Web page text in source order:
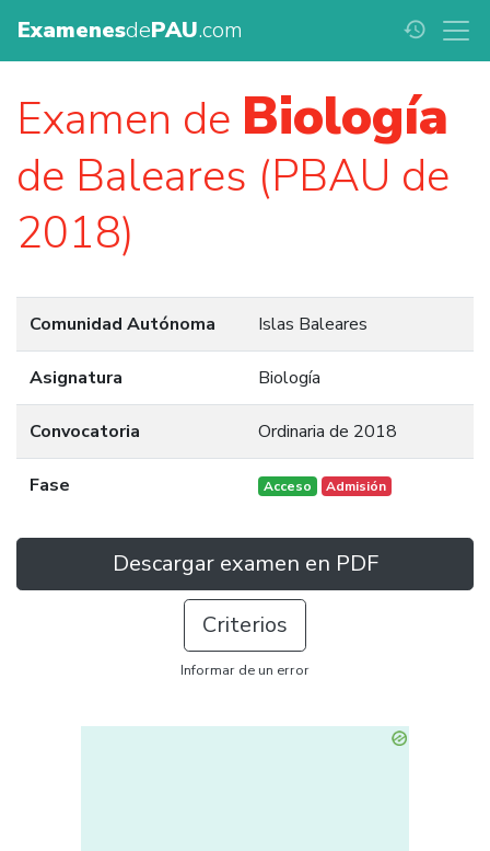
ExamenesdePAU.com history
Examen de Biología
de Baleares (PBAU de
2018)
Comunidad Autónoma Islas Baleares
Asignatura Biología
Convocatoria Ordinaria de 2018
Fase Acceso Admisión
Descargar examen en PDF
Criterios
Informar de un error